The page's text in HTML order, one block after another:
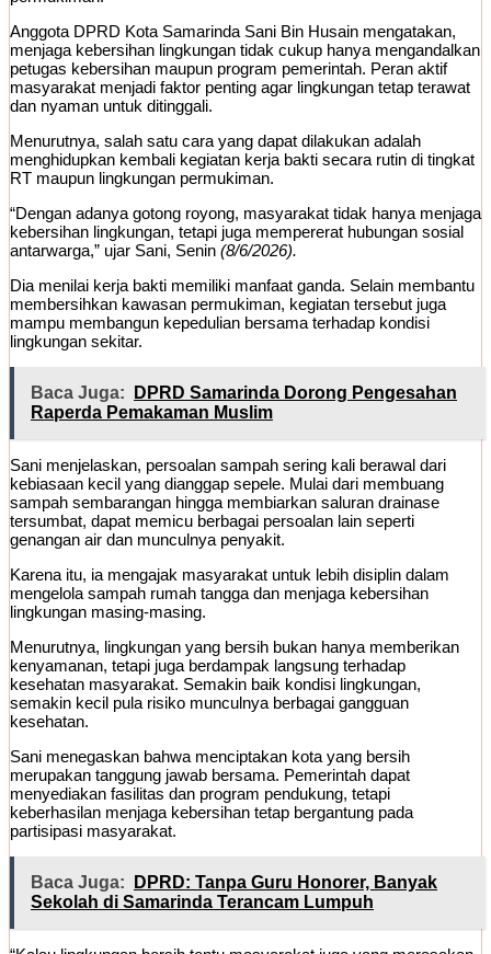
Anggota DPRD Kota Samarinda Sani Bin Husain mengatakan,
menjaga kebersihan lingkungan tidak cukup hanya mengandalkan
petugas kebersihan maupun program pemerintah. Peran aktif
masyarakat menjadi faktor penting agar lingkungan tetap terawat
dan nyaman untuk ditinggali.
Menurutnya, salah satu cara yang dapat dilakukan adalah
menghidupkan kembali kegiatan kerja bakti secara rutin di tingkat
RT maupun lingkungan permukiman.
“Dengan adanya gotong royong, masyarakat tidak hanya menjaga
kebersihan lingkungan, tetapi juga mempererat hubungan sosial
antarwarga,” ujar Sani, Senin (8/6/2026).
Dia menilai kerja bakti memiliki manfaat ganda. Selain membantu
membersihkan kawasan permukiman, kegiatan tersebut juga
mampu membangun kepedulian bersama terhadap kondisi
lingkungan sekitar.
Baca Juga:
DPRD Samarinda Dorong Pengesahan
Raperda Pemakaman Muslim
Sani menjelaskan, persoalan sampah sering kali berawal dari
kebiasaan kecil yang dianggap sepele. Mulai dari membuang
sampah sembarangan hingga membiarkan saluran drainase
tersumbat, dapat memicu berbagai persoalan lain seperti
genangan air dan munculnya penyakit.
Karena itu, ia mengajak masyarakat untuk lebih disiplin dalam
mengelola sampah rumah tangga dan menjaga kebersihan
lingkungan masing-masing.
Menurutnya, lingkungan yang bersih bukan hanya memberikan
kenyamanan, tetapi juga berdampak langsung terhadap
kesehatan masyarakat. Semakin baik kondisi lingkungan,
semakin kecil pula risiko munculnya berbagai gangguan
kesehatan.
Sani menegaskan bahwa menciptakan kota yang bersih
merupakan tanggung jawab bersama. Pemerintah dapat
menyediakan fasilitas dan program pendukung, tetapi
keberhasilan menjaga kebersihan tetap bergantung pada
partisipasi masyarakat.
Baca Juga:
DPRD: Tanpa Guru Honorer, Banyak
Sekolah di Samarinda Terancam Lumpuh